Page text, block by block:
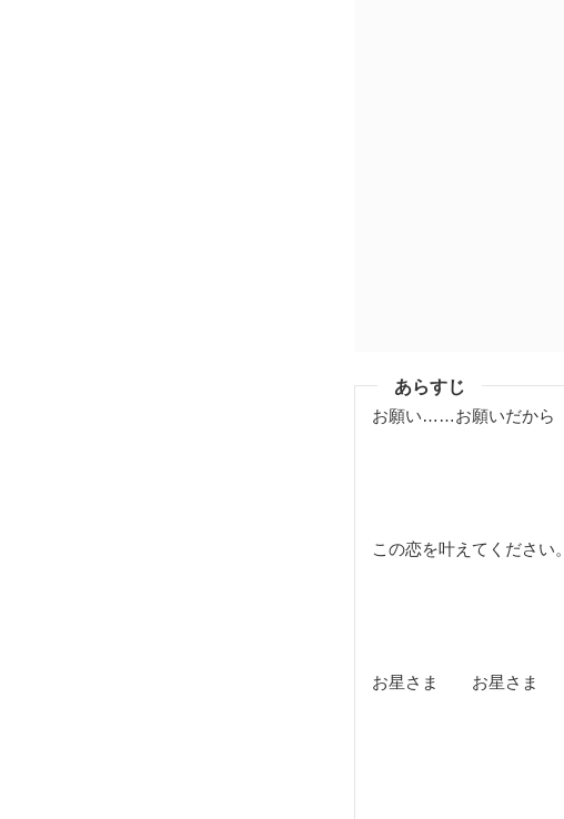
あらすじ
お願い……お願いだから
この恋を叶えてください。
お星さま お星さま